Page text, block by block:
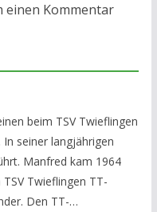
einen Kommentar
beim TSV Twieflingen
seiner langjährigen
Manfred kam 1964
Twieflingen TT-
Den TT-